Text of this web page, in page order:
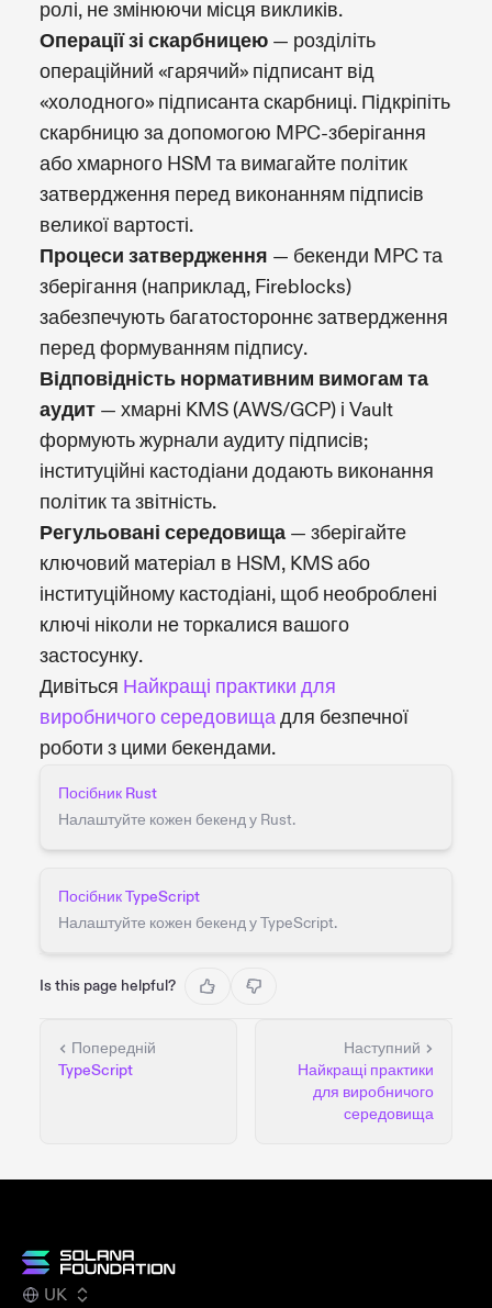
ролі, не змінюючи місця викликів.
Операції зі скарбницею — розділіть
операційний «гарячий» підписант від
«холодного» підписанта скарбниці. Підкріпіть
скарбницю за допомогою MPC-зберігання
або хмарного HSM та вимагайте політик
затвердження перед виконанням підписів
великої вартості.
Процеси затвердження — бекенди MPC та
зберігання (наприклад, Fireblocks)
забезпечують багатостороннє затвердження
перед формуванням підпису.
Відповідність нормативним вимогам та
аудит — хмарні KMS (AWS/GCP) і Vault
формують журнали аудиту підписів;
інституційні кастодіани додають виконання
політик та звітність.
Регульовані середовища — зберігайте
ключовий матеріал в HSM, KMS або
інституційному кастодіані, щоб необроблені
ключі ніколи не торкалися вашого
застосунку.
Дивіться Найкращі практики для
виробничого середовищадля безпечної
роботи з цими бекендами.
Посібник Rust
Налаштуйте кожен бекенд у Rust.
Посібник TypeScript
Налаштуйте кожен бекенд у TypeScript.
Is this page helpful?
Попередній
TypeScript
Наступний
Найкращі практики
для виробничого
середовища
UK